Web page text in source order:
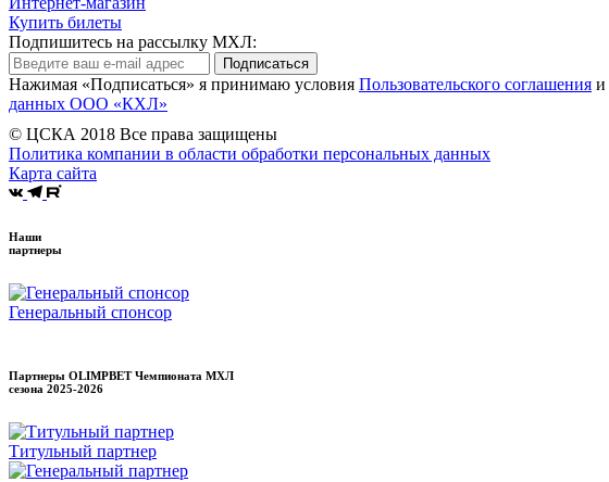
Купить билеты
Подпишитесь на рассылку МХЛ:
Подписаться
Нажимая «Подписаться» я принимаю условия Пользовательского соглашения и
данных ООО «КХЛ»
© ЦСКА 2018 Все права защищены
Политика компании в области обработки персональных данных
Карта сайта
Наши
партнеры
Генеральный спонсор
Партнеры OLIMPBET Чемпионата МХЛ
сезона 2025-2026
Титульный партнер